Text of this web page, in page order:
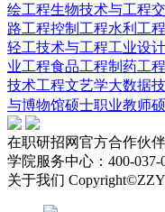
绘工程生物技术与工程
路工程控制工程水利工程
轻工技术与工程工业设
业工程食品工程制药工程
技术工程文艺学大数据
与博物馆硕士职业教师
在职研招网官方合作伙
学院服务中心：400-
关于我们